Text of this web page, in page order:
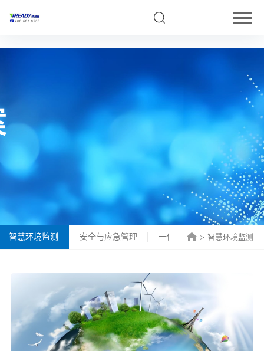
智慧环境监测 安全与应急管理 一体化综合解决方案
> 智慧环境监测